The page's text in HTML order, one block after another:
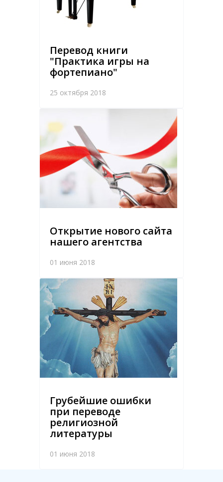
Перевод книги
"Практика игры на
фортепиано"
25 октября 2018
Открытие нового сайта
нашего агентства
01 июня 2018
Грубейшие ошибки
при переводе
религиозной
литературы
01 июня 2018